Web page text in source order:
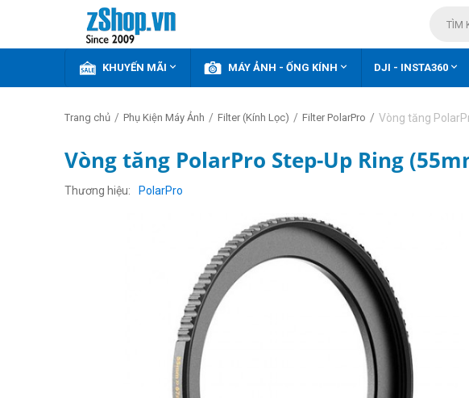
KHUYẾN MÃI  MÁY ẢNH - ỐNG KÍNH  DJI - INSTA360 
Trang chủ / Phụ Kiện Máy Ảnh / Filter (Kính Lọc) / Filter PolarPro / Vòng tăng
Vòng tăng PolarPro Step-Up Ring
Thương hiệu PolarPro